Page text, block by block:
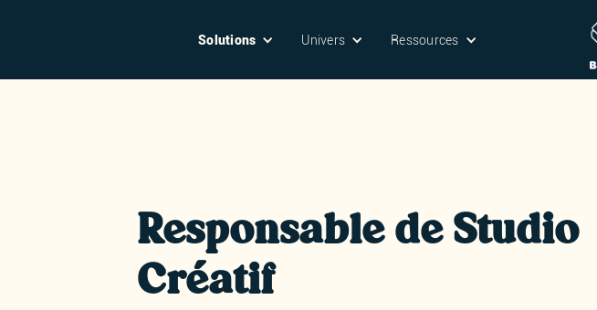
Solutions Univers Ressources
Responsable de Studio
Créatif